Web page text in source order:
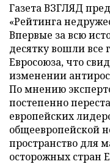
Газета ВЗГЛЯД
«Рейтинга
Впервые за всю
десятку вошли все
Евросоюза, что
изменении
По мнению
постепенно
европейских
общеевропейской
пространство для
осторожных стран